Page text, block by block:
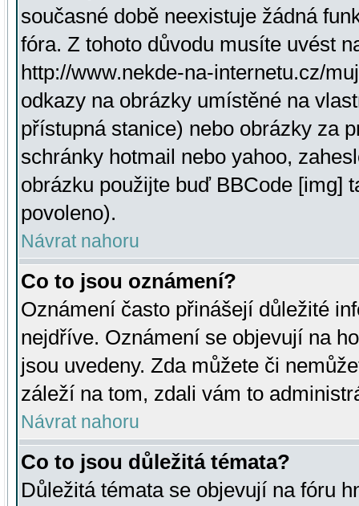
současné době neexistuje žádná
fóra. Z tohoto důvodu musíte uvést
http://www.nekde-na-internetu.cz/
odkazy na obrázky umístěné na
přístupná stanice) nebo obrázky za
schránky hotmail nebo yahoo,
obrázku použijte buď BBCode [img]
povoleno).
Návrat nahoru
Co to jsou oznámení?
Oznámení často přinášejí důležité
nejdříve. Oznámení se objevují na
jsou uvedeny. Zda můžete či
záleží na tom, zdali vám to
Návrat nahoru
Co to jsou důležitá témata?
Důležitá témata se objevují na fóru